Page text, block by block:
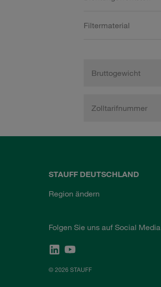
Filtermaterial
Bruttogewicht
Zolltarifnummer
STAUFF DEUTSCHLAND
Region ändern
Folgen Sie uns auf Social Media
© 2026 STAUFF